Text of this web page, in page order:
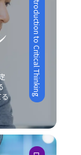
さらには対
織全体の業
とが可能と
々の業務の
相手に伝わ
ビジネスマ
実践を重ね
ることが、
す。今後
様なコミュ
ンスを養
れるため、
の戦い方に
に、いかに
を成功させ
みを持ちな
ンチャー企
ッチ市場で
社の特性に
らも、ど
市場環境の
ンの戦い方
。 実践
そのため、
自身の心理
欠です。ま
法が有効で
めてみる」
。初動の一
が薄れ、以
。次に、簡
、成功体
を形成し、
原動力とな
環境を整え
る
Introduction to Critical Thinking